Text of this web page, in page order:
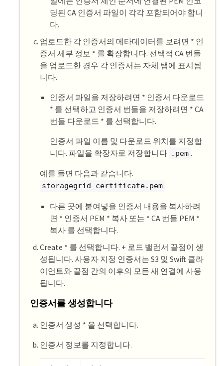
딩된 CA 인증서 파일이 각각 포함되어야 합니
다.
업로드한 각 인증서의 메타데이터를 보려면 * 인
증서 세부 정보 * 를 확장합니다. 선택적 CA 번들
을 업로드한 경우 각 인증서는 자체 탭에 표시됩
니다.
인증서 파일을 저장하려면 * 인증서 다운로드
* 를 선택하고 인증서 번들을 저장하려면 * CA
번들 다운로드 * 를 선택합니다.
인증서 파일 이름 및 다운로드 위치를 지정합
니다. 파일을 확장자로 저장합니다 .pem .
예를 들면 다음과 같습니다.
storagegrid_certificate.pem
다른 곳에 붙여넣을 인증서 내용을 복사하려
면 * 인증서 PEM * 복사 또는 * CA 번들 PEM *
복사 를 선택합니다.
Create * 를 선택합니다. + 로드 밸런서 끝점이 생
성됩니다. 사용자 지정 인증서는 S3 및 Swift 클라
이언트와 끝점 간의 이후의 모든 새 연결에 사용
됩니다.
인증서를 생성합니다
인증서 생성 * 을 선택합니다.
인증서 정보를 지정합니다.